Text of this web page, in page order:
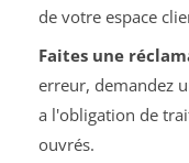
de votre espace
Faites une
erreur, demandez
a l'obligation de
ouvrés.